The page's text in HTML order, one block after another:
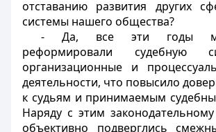
отставанию развития других
системы нашего общества?
- Да, все эти годы
реформировали судебную
организационные и
деятельности, что повысило
к судьям и принимаемым
Наряду с этим
объективно подверглись